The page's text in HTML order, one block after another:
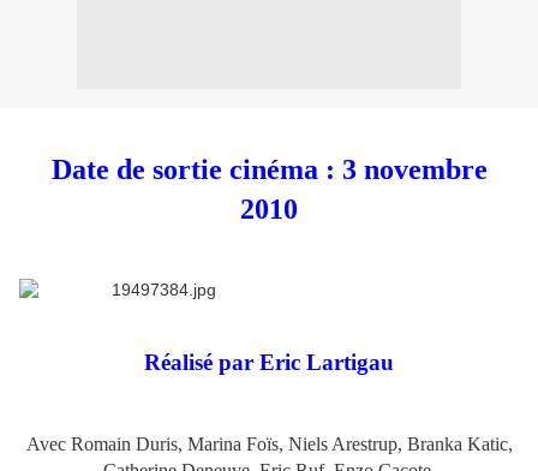
Date de sortie cinéma : 3 novembre
2010
Réalisé par Eric Lartigau
Avec Romain Duris, Marina Foïs, Niels Arestrup, Branka Katic,